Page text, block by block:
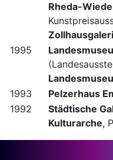
Rheda-
1995
1993
Pelzerhaus
1992
Städtische
Kulturarche,